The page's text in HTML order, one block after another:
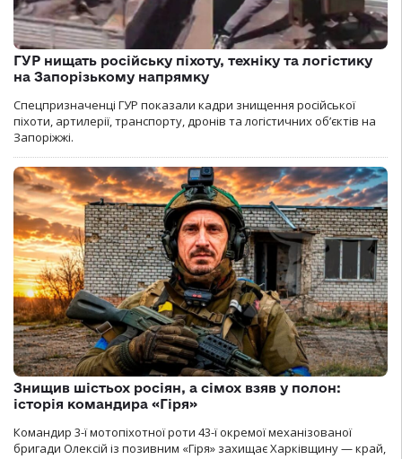
ГУР нищать російську піхоту, техніку та логістику
на Запорізькому напрямку
Спецпризначенці ГУР показали кадри знищення російської
піхоти, артилерії, транспорту, дронів та логістичних об’єктів на
Запоріжжі.
Знищив шістьох росіян, а сімох взяв у полон:
історія командира «Гіря»
Командир 3-ї мотопіхотної роти 43-ї окремої механізованої
бригади Олексій із позивним «Гіря» захищає Харківщину — край,